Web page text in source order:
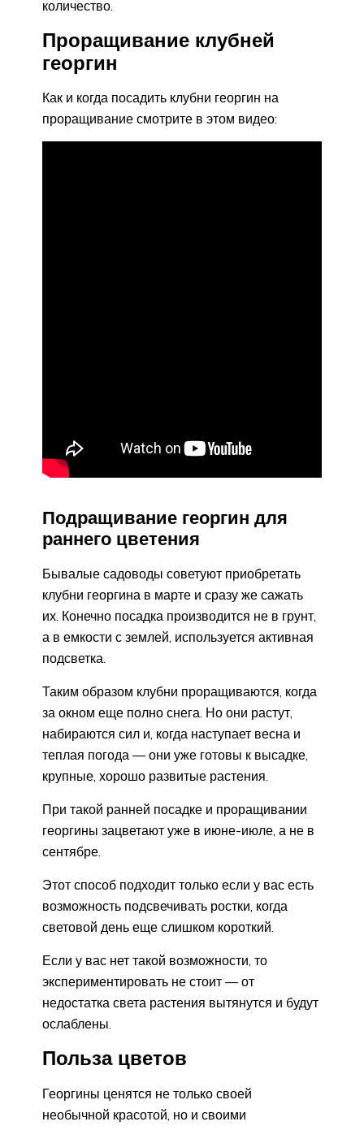
количество.
Проращивание клубней
георгин
Как и когда посадить клубни георгин на
проращивание смотрите в этом видео:
Подращивание георгин для
раннего цветения
Бывалые садоводы советуют приобретать
клубни георгина в марте и сразу же сажать
их. Конечно посадка производится не в грунт,
а в емкости с землей, используется активная
подсветка.
Таким образом клубни проращиваются, когда
за окном еще полно снега. Но они растут,
набираются сил и, когда наступает весна и
теплая погода — они уже готовы к высадке,
крупные, хорошо развитые растения.
При такой ранней посадке и проращивании
георгины зацветают уже в июне-июле, а не в
сентябре.
Этот способ подходит только если у вас есть
возможность подсвечивать ростки, когда
световой день еще слишком короткий.
Если у вас нет такой возможности, то
экспериментировать не стоит — от
недостатка света растения вытянутся и будут
ослаблены.
Польза цветов
Георгины ценятся не только своей
необычной красотой, но и своими